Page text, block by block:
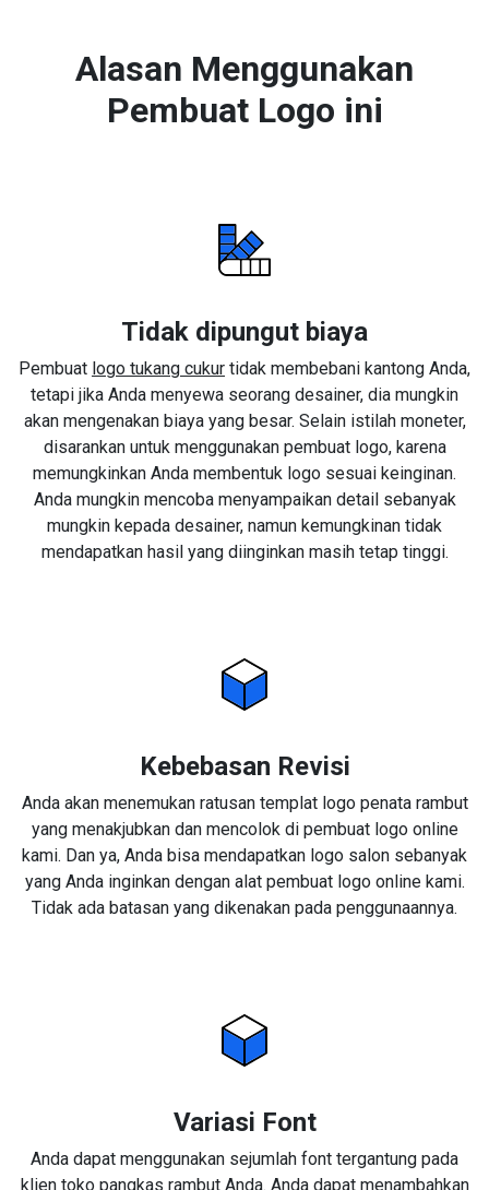
Alasan Menggunakan
Pembuat Logo ini
Tidak dipungut biaya
Pembuat logo tukang cukur tidak membebani kantong Anda,
tetapi jika Anda menyewa seorang desainer, dia mungkin
akan mengenakan biaya yang besar. Selain istilah moneter,
disarankan untuk menggunakan pembuat logo, karena
memungkinkan Anda membentuk logo sesuai keinginan.
Anda mungkin mencoba menyampaikan detail sebanyak
mungkin kepada desainer, namun kemungkinan tidak
mendapatkan hasil yang diinginkan masih tetap tinggi.
Kebebasan Revisi
Anda akan menemukan ratusan templat logo penata rambut
yang menakjubkan dan mencolok di pembuat logo online
kami. Dan ya, Anda bisa mendapatkan logo salon sebanyak
yang Anda inginkan dengan alat pembuat logo online kami.
Tidak ada batasan yang dikenakan pada penggunaannya.
Variasi Font
Anda dapat menggunakan sejumlah font tergantung pada
klien toko pangkas rambut Anda. Anda dapat menambahkan